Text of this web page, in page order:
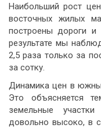
Наибольший рост
восточных жилых
построены дороги и
результате мы
2,5 раза только за
за сотку.
Динамика цен в
Это объясняется
земельные
довольно высоко, в